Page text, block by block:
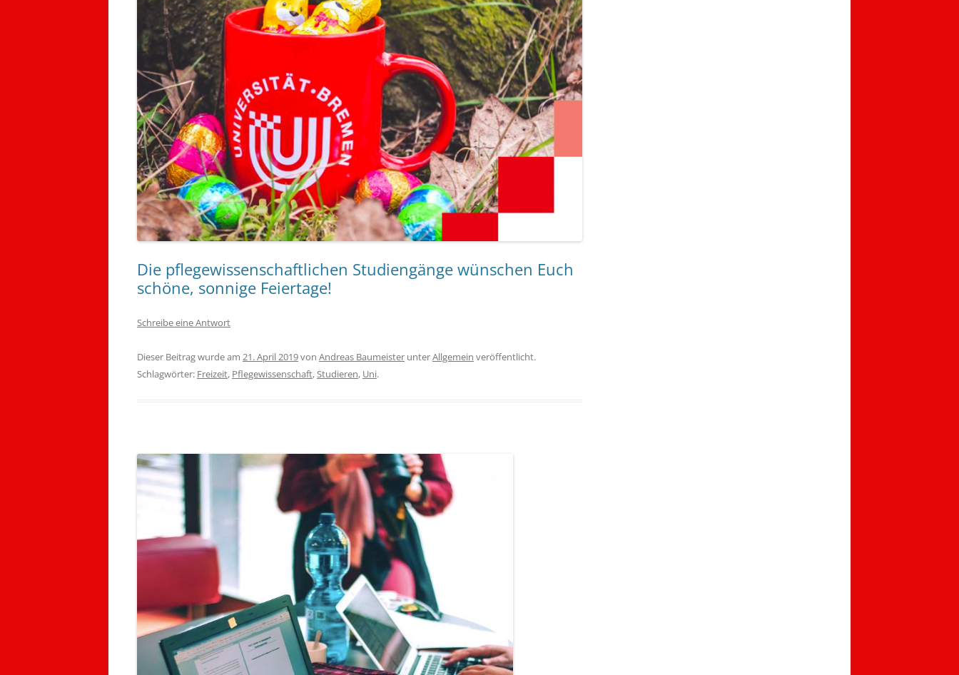
Die pflegewissenschaftlichen Studiengänge wünschen Euch
schöne, sonnige Feiertage!
Schreibe eine Antwort
Dieser Beitrag wurde am 21. April 2019von Andreas Baumeister unterAllgemein veröffentlicht.
Schlagwörter: Freizeit, Pflegewissenschaft,Studieren, Uni.